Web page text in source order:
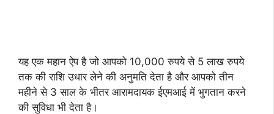
यह एक महान ऐप है जो आपको 10,000 रुपये से 5 लाख रुपये
तक की राशि उधार लेने की अनुमति देता है और आपको तीन
महीने से 3 साल के भीतर आरामदायक ईएमआई में भुगतान करने
की सुविधा भी देता है।